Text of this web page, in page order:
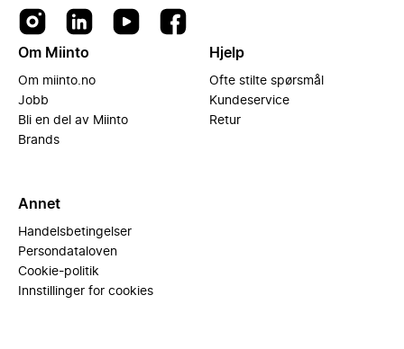
Om Miinto
Om miinto.no
Jobb
Bli en del av Miinto
Brands
Hjelp
Ofte stilte spørsmål
Kundeservice
Retur
Annet
Handelsbetingelser
Persondataloven
Cookie-politik
Innstillinger for cookies